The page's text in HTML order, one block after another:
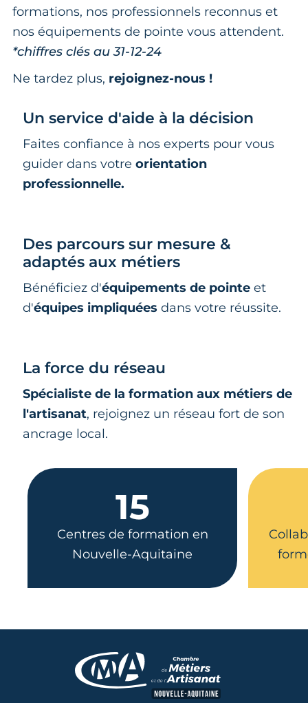
formations, nos professionnels reconnus et
nos équipements de pointe vous attendent.
*chiffres clés au 31-12-24
Ne tardez plus, rejoignez-nous !
Un service d'aide à la décision
Faites confiance à nos experts pour vous
guider dans votre orientation
professionnelle.
Des parcours sur mesure &
adaptés aux métiers
Bénéficiez d'équipements de pointe et
d'équipes impliquées dans votre réussite.
La force du réseau
Spécialiste de la formation aux métiers de
l'artisanat, rejoignez un réseau fort de son
ancrage local.
15
Centres de formation en
Nouvelle-Aquitaine